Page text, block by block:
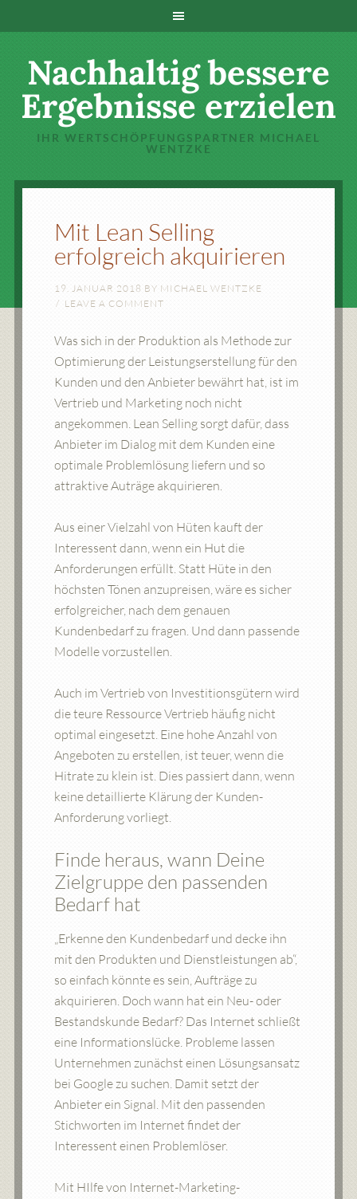
Nachhaltig bessere
Ergebnisse erzielen
IHR WERTSCHÖPFUNGSPARTNER MICHAEL
WENTZKE
Mit Lean Selling
erfolgreich akquirieren
19. JANUAR 2018 BY MICHAEL WENTZKE
LEAVE A COMMENT
Was sich in der Produktion als Methode zur
Optimierung der Leistungserstellung für den
Kunden und den Anbieter bewährt hat, ist im
Vertrieb und Marketing noch nicht
angekommen. Lean Selling sorgt dafür, dass
Anbieter im Dialog mit dem Kunden eine
optimale Problemlösung liefern und so
attraktive Auträge akquirieren.
Aus einer Vielzahl von Hüten kauft der
Interessent dann, wenn ein Hut die
Anforderungen erfüllt. Statt Hüte in den
höchsten Tönen anzupreisen, wäre es sicher
erfolgreicher, nach dem genauen
Kundenbedarf zu fragen. Und dann passende
Modelle vorzustellen.
Auch im Vertrieb von Investitionsgütern wird
die teure Ressource Vertrieb häufig nicht
optimal eingesetzt. Eine hohe Anzahl von
Angeboten zu erstellen, ist teuer, wenn die
Hitrate zu klein ist. Dies passiert dann, wenn
keine detaillierte Klärung der Kunden-
Anforderung vorliegt.
Finde heraus, wann Deine
Zielgruppe den passenden
Bedarf hat
„Erkenne den Kundenbedarf und decke ihn
mit den Produkten und Dienstleistungen ab“,
so einfach könnte es sein, Aufträge zu
akquirieren. Doch wann hat ein Neu- oder
Bestandskunde Bedarf? Das Internet schließt
eine Informationslücke. Probleme lassen
Unternehmen zunächst einen Lösungsansatz
bei Google zu suchen. Damit setzt der
Anbieter ein Signal. Mit den passenden
Stichworten im Internet findet der
Interessent einen Problemlöser.
Mit HIlfe von Internet-Marketing-